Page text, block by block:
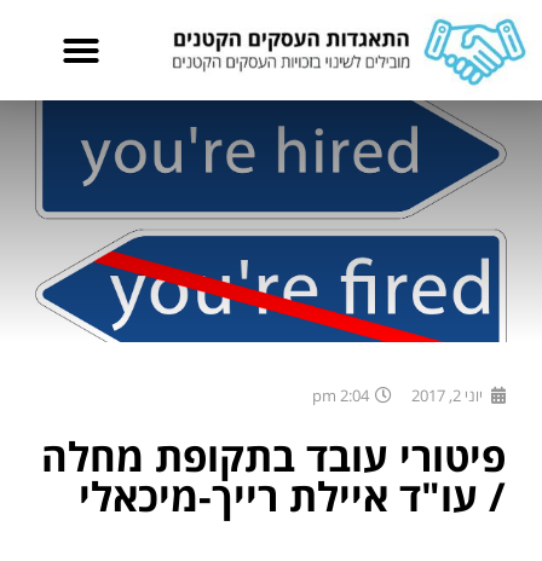
יוני 2, 2017 2:04 pm
פיטורי עובד בתקופת מחלה
/ עו"ד איילת רייך-מיכאלי